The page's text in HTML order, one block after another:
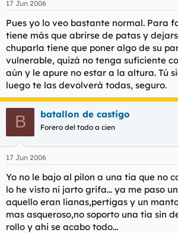
17 Jun 2006
Pues yo lo veo bastante normal. Para
tiene más que abrirse de patas y
chuparla tiene que poner algo de su
vulnerable, quizá no tenga suficiente
aún y le apure no estar a la altura. Tú
luego te las devolverá todas, seguro.
B batallon de castigo
Forero del todo a cien
17 Jun 2006
Yo no le bajo al pilon a una tia que no
lo he visto ni jarto grifa... ya me paso
aquello eran lianas,pertigas y un
mas asqueroso,no soporto una tia sin
rollo y ahi se acabo todo...